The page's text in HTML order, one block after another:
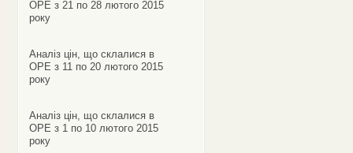
ОРЕ з 21 по 28 лютого 2015
року
Аналіз цін, що склалися в
ОРЕ з 11 по 20 лютого 2015
року
Аналіз цін, що склалися в
ОРЕ з 1 по 10 лютого 2015
року